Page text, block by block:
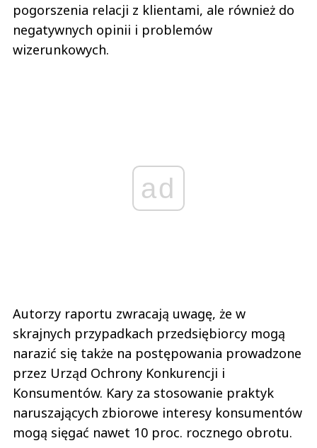
pogorszenia relacji z klientami, ale również do
negatywnych opinii i problemów
wizerunkowych.
ad
Autorzy raportu zwracają uwagę, że w
skrajnych przypadkach przedsiębiorcy mogą
narazić się także na postępowania prowadzone
przez Urząd Ochrony Konkurencji i
Konsumentów. Kary za stosowanie praktyk
naruszających zbiorowe interesy konsumentów
mogą sięgać nawet 10 proc. rocznego obrotu.